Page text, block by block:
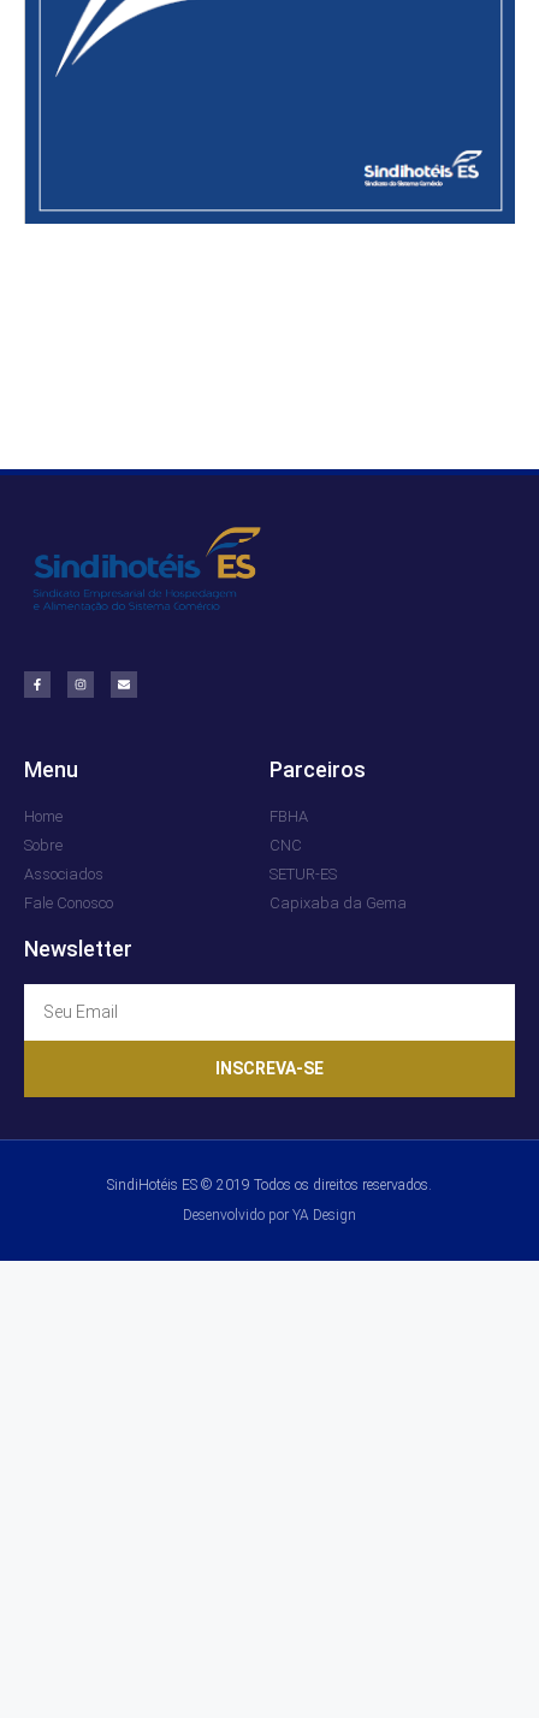
Menu
Home
Sobre
Associados
Fale Conosco
Parceiros
FBHA
CNC
SETUR-ES
Capixaba da Gema
Newsletter
INSCREVA-SE
SindiHotéis ES © 2019 Todos os direitos reservados.
Desenvolvido por YA Design